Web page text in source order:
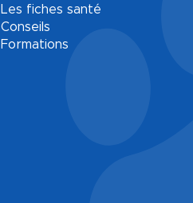
Les fiches santé
Conseils
Formations